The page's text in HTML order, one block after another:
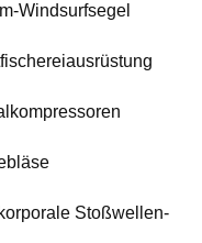
Windsurfsegel
Stoßwellen-